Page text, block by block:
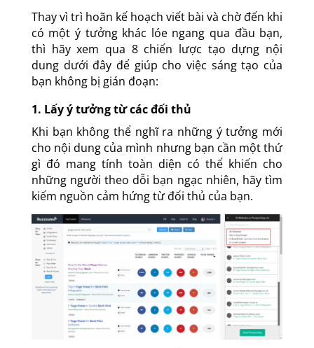
Thay vì trì hoãn kế hoạch viết bài và chờ đến khi
có một ý tưởng khác lóe ngang qua đầu bạn,
thì hãy xem qua 8 chiến lược tạo dựng nội
dung dưới đây để giúp cho việc sáng tạo của
bạn không bị gián đoạn:
1. Lấy ý tưởng từ các đối thủ
Khi bạn không thể nghĩ ra những ý tưởng mới
cho nội dung của mình nhưng bạn cần một thứ
gì đó mang tính toàn diện có thể khiến cho
những người theo dỗi bạn ngạc nhiên, hãy tìm
kiếm nguồn cảm hứng từ đối thủ của bạn.